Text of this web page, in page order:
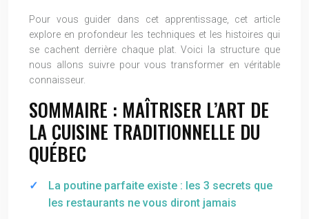
Pour vous guider dans cet apprentissage, cet article
explore en profondeur les techniques et les histoires qui
se cachent derrière chaque plat. Voici la structure que
nous allons suivre pour vous transformer en véritable
connaisseur.
SOMMAIRE : MAÎTRISER L’ART DE
LA CUISINE TRADITIONNELLE DU
QUÉBEC
La poutine parfaite existe : les 3 secrets que
les restaurants ne vous diront jamais